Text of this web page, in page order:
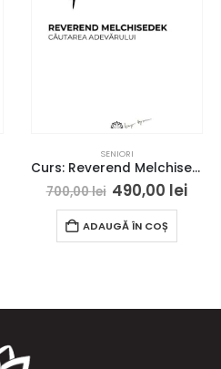
Curs: Reverend Melchisedek – Iasi – acces online (seniori)
490,00lei
ADAUGĂ ÎN COȘ
600,00